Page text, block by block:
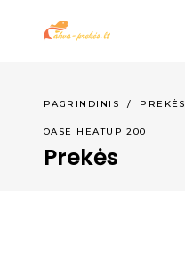
PAGRINDINIS / PREKĖS
OASE HEATUP 200
Prekės